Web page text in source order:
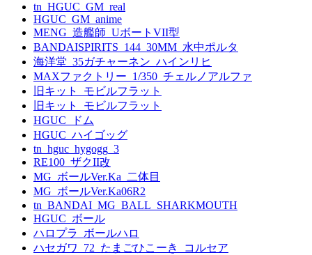
tn_HGUC_GM_real
HGUC_GM_anime
MENG_造艦師_UボートVII型
BANDAISPIRITS_144_30MM_水中ポルタ
海洋堂_35ガチャーネン_ハインリヒ
MAXファクトリー_1/350_チェルノアルファ
旧キット_モビルフラット
旧キット_モビルフラット
HGUC_ドム
HGUC_ハイゴッグ
tn_hguc_hygogg_3
RE100_ザクII改
MG_ボールVer.Ka_二体目
MG_ボールVer.Ka06R2
tn_BANDAI_MG_BALL_SHARKMOUTH
HGUC_ボール
ハロプラ_ボールハロ
ハセガワ_72_たまごひこーき_コルセア